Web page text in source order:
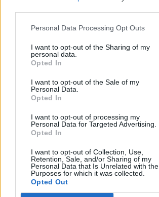
Personal Data Processing Opt Outs
I want to opt-out of the Sharing of my
personal data.
Opted In
I want to opt-out of the Sale of my
Personal Data.
Opted In
I want to opt-out of processing my
Personal Data for Targeted Advertising.
Opted In
I want to opt-out of Collection, Use,
Retention, Sale, and/or Sharing of my
Personal Data that Is Unrelated with the
Purposes for which it was collected.
Opted Out
ΔΕΙΤΕ ΕΠΙΣΗΣ
ΣΤΗΝ ΙΔΙΑ ΚΑΤΗΓΟΡΙΑ